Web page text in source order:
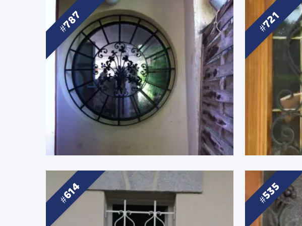
787 721
614 535